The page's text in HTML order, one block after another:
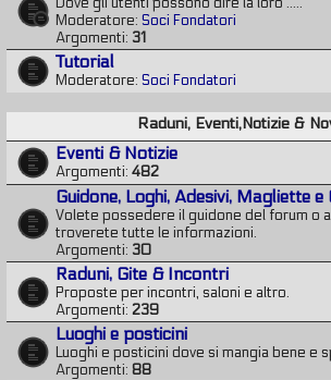
Moderatore: Soci Fondatori
Argomenti: 31
Tutorial
Moderatore: Soci Fondatori
Raduni, Eventi,Notizie &
Eventi & Notizie
Argomenti: 482
Guidone, Loghi, Adesivi, Magliette e
Volete possedere il guidone del forum o
troverete tutte le informazioni.
Argomenti: 30
Raduni, Gite & Incontri
Proposte per incontri, saloni e altro.
Argomenti: 239
Luoghi e posticini
Luoghi e posticini dove si mangia bene e
Argomenti: 88